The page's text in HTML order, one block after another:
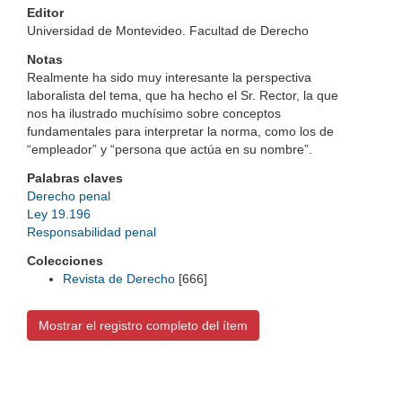
Editor
Universidad de Montevideo. Facultad de Derecho
Notas
Realmente ha sido muy interesante la perspectiva
laboralista del tema, que ha hecho el Sr. Rector, la que
nos ha ilustrado muchísimo sobre conceptos
fundamentales para interpretar la norma, como los de
“empleador” y “persona que actúa en su nombre”.
Palabras claves
Derecho penal
Ley 19.196
Responsabilidad penal
Colecciones
Revista de Derecho [666]
Mostrar el registro completo del ítem